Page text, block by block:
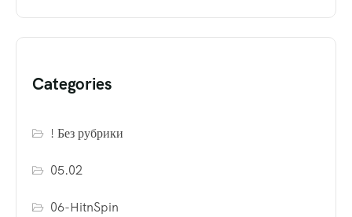
Categories
! Без рубрики
05.02
06-HitnSpin